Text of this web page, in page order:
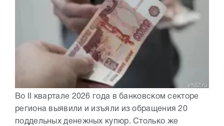
Во II квартале 2026 года в банковском секторе
региона выявили и изъяли из обращения 20
поддельных денежных купюр. Столько же